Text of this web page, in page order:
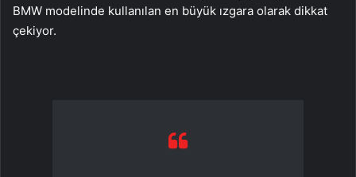
BMW modelinde kullanılan en büyük ızgara olarak dikkat
çekiyor.